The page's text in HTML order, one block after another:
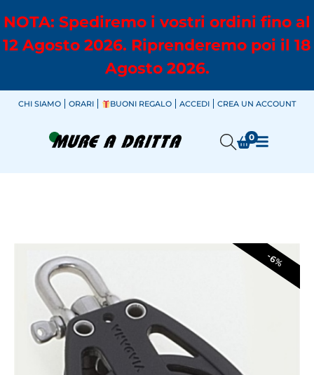
NOTA: Spediremo i vostri ordini fino al
12 Agosto 2026. Riprenderemo poi il 18
Agosto 2026.
CHI SIAMO ORARI BUONI REGALO ACCEDI CREA UN ACCOUNT
0
-6%